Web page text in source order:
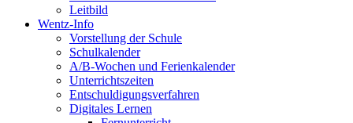
Leitbild
Wentz-Info
Vorstellung der Schule
Schulkalender
A/B-Wochen und Ferienkalender
Unterrichtszeiten
Entschuldigungsverfahren
Digitales Lernen